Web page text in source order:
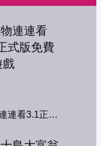
寵物連連看3.1正式版